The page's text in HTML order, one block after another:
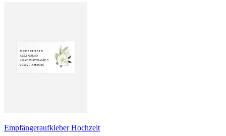
Empfängeraufkleber Hochzeit